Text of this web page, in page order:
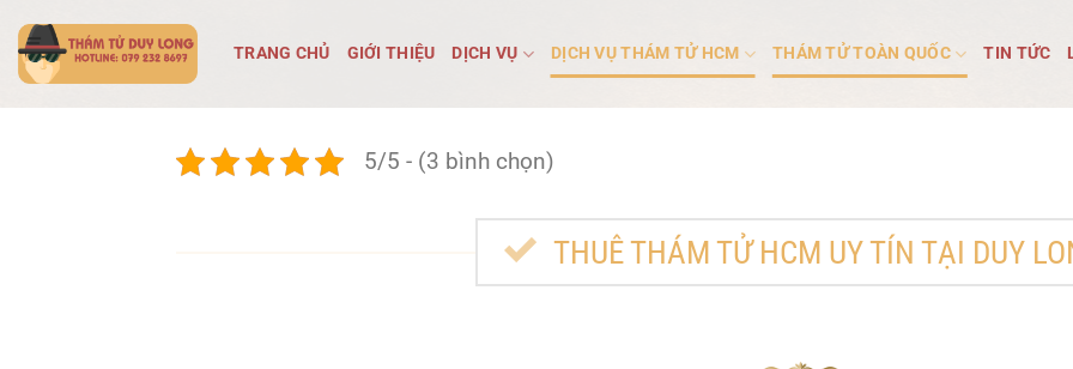
qua
nội
dung
TRANG CHỦ GIỚI THIỆU DỊCH VỤ DỊCH VỤ THÁM TỬ HCM THÁM TỬ TOÀN QUỐC TIN TỨC
5/5 - (3 bình chọn)
THUÊ THÁM TỬ HCM UY TÍN TẠI DUY